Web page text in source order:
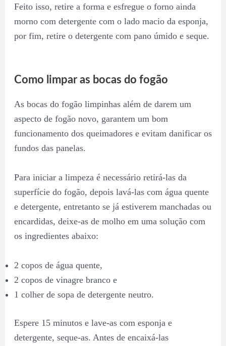
Feito isso, retire a forma e esfregue o forno ainda
morno com detergente com o lado macio da esponja,
por fim, retire o detergente com pano úmido e seque.
Como limpar as bocas do fogão
As bocas do fogão limpinhas além de darem um
aspecto de fogão novo, garantem um bom
funcionamento dos queimadores e evitam danificar os
fundos das panelas.
Para iniciar a limpeza é necessário retirá-las da
superfície do fogão, depois lavá-las com água quente
e detergente, entretanto se já estiverem manchadas ou
encardidas, deixe-as de molho em uma solução com
os ingredientes abaixo:
2 copos de água quente,
2 copos de vinagre branco e
1 colher de sopa de detergente neutro.
Espere 15 minutos e lave-as com esponja e
detergente, seque-as. Antes de encaixá-las